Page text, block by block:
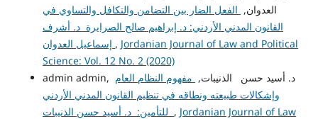
العدوان, الفعل الضار بين التضامن والتكافل والتساوي في
القانون المدني الأردني: د. إبراهيم صالح الصرايرة د. أشرف
, Jordanian Journal of Law and Political
Science: Vol. 12 No. 2 (2020)
admin admin, د. أسيد حسن الذنيبات, مفهوم النظام العام
وإشكالات طبيعته ونطاقه في تنظيم القانون المدني الأردني
, Jordanian Journal of Law